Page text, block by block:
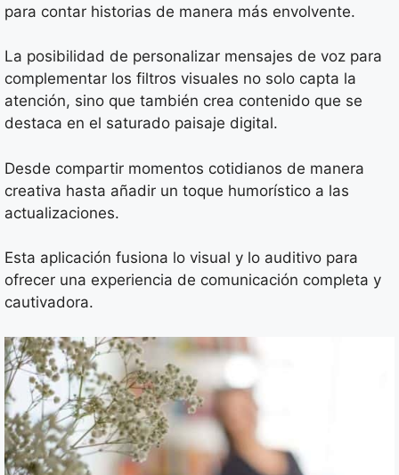
para contar historias de manera más envolvente.
La posibilidad de personalizar mensajes de voz para
complementar los filtros visuales no solo capta la
atención, sino que también crea contenido que se
destaca en el saturado paisaje digital.
Desde compartir momentos cotidianos de manera
creativa hasta añadir un toque humorístico a las
actualizaciones.
Esta aplicación fusiona lo visual y lo auditivo para
ofrecer una experiencia de comunicación completa y
cautivadora.